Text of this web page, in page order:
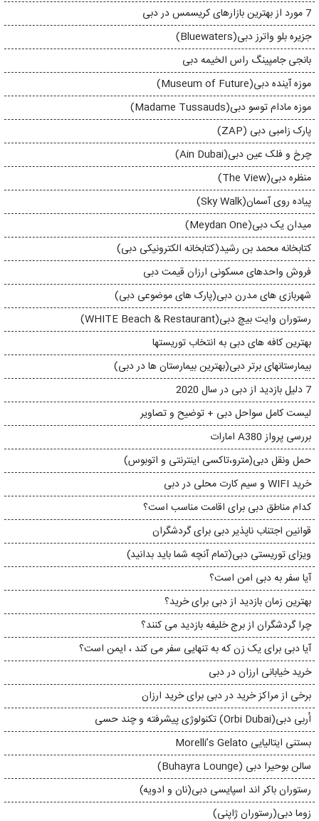
7 مورد از بهترین بازارهای کریسمس در دبی
جزیره بلو واترز دبی(Bluewaters)
بانجی جامپینگ راس الخیمه دبی
موزه آینده دبی(Museum of Future)
موزه مادام توسو دبی(Madame Tussauds)
پارک زامبی دبی (ZAP)
چرخ و فلک عین دبی(Ain Dubai)
منظره دبی(The View)
پیاده روی آسمان(Sky Walk)
میدان یک دبی(Meydan One)
کتابخانه محمد بن رشید(کتابخانه الکترونیکی دبی)
فروش واحدهای مسکونی ارزان قیمت دبی
شهربازی های مدرن دبی(پارک های موضوعی دبی)
رستوران وایت بیچ دبی(WHITE Beach & Restaurant)
بهترین کافه های دبی به انتخاب توریستها
بیمارستانهای برتر دبی(بهترین بیمارستان ها در دبی)
7 دلیل بازدید از دبی در سال 2020
لیست کامل سواحل دبی + توضیح و تصاویر
بررسی پرواز A380 امارات
حمل ونقل دبی(مترو،تاکسی اینترنتی و اتوبوس)
خرید WIFI و سیم کارت محلی در دبی
کدام مناطق دبی برای اقامت مناسب است؟
قوانین اجتناب ناپذیر دبی برای گردشگران
ویزای توریستی دبی(تمام آنچه شما باید بدانید)
آیا سفر به دبی امن است؟
بهترین زمان بازدید از دبی برای خرید؟
چرا گردشگران از برج خلیفه بازدید می کنند؟
آیا دبی برای یک زن که به تنهایی سفر می کند ، ایمن است؟
خرید خیابانی ارزان در دبی
برخی از مراکز خرید در دبی برای خرید ارزان
اُربی دبی(Orbi Dubai) تکنولوژی پیشرفته و چند حسی
بستنی ایتالیایی Morelli’s Gelato
سالن بوحیرا دبی (Buhayra Lounge)
رستوران باکر اند اسپایسی دبی(نان و ادویه)
زوما دبی(رستوران ژاپنی)